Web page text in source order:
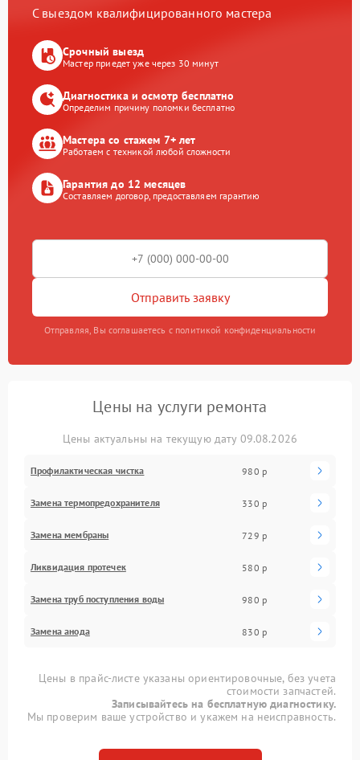
С выездом квалифицированного мастера
Срочный выезд
Мастер приедет уже через 30 минут
Диагностика и осмотр бесплатно
Определим причину поломки бесплатно
Мастера со стажем 7+ лет
Работаем с техникой любой сложности
Гарантия до 12 месяцев
Составляем договор, предоставляем гарантию
Отправить заявку
Отправляя, Вы соглашаетесь с политикой конфиденциальности
Цены на услуги ремонта
Цены актуальны на текущую дату 09.08.2026
Профилактическая чистка 980 р
Замена термопредохранителя 330 р
Замена мембраны 729 р
Ликвидация протечек 580 р
Замена труб поступления воды 980 р
Замена анода 830 р
Цены в прайс-листе указаны ориентировочные, без учета
стоимости запчастей.
Записывайтесь на бесплатную диагностику.
Мы проверим ваше устройство и укажем на неисправность.